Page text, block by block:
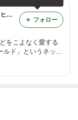
ヒルバーグ(HILLEBERG) 通販店舗 ヒルバーグワールドの店主ブログ
をこよなく愛する
ルド」というネット
フォロー